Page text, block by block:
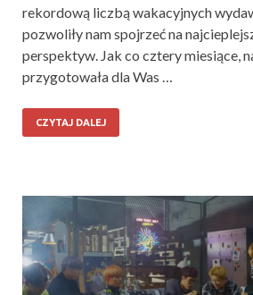
rekordową liczbą wakacyjnych
pozwoliły nam spojrzeć na
perspektyw. Jak co cztery miesiące,
przygotowała dla Was …
CZYTAJ DALEJ